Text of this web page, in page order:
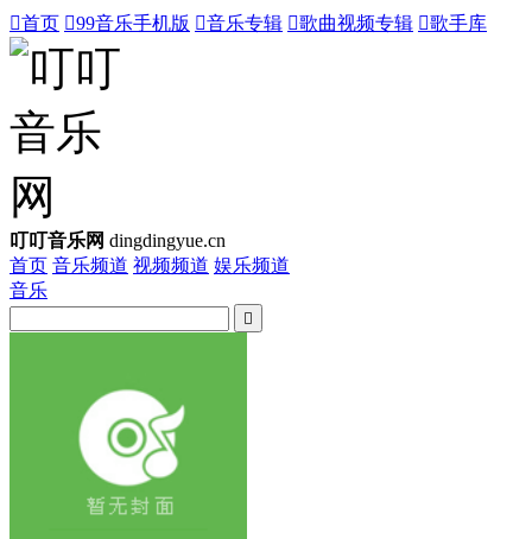
首页 99音乐手机版 音乐专辑 歌曲视频专辑 歌手库
叮叮音乐网 dingdingyue.cn
首页 音乐频道 视频频道 娱乐频道
音乐
